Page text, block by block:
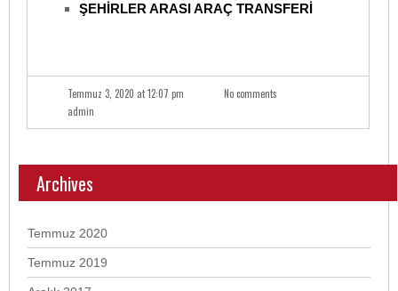
ŞEHİRLER ARASI ARAÇ TRANSFERİ
Temmuz 3, 2020 at 12:07 pm
No comments
admin
Archives
Temmuz 2020
Temmuz 2019